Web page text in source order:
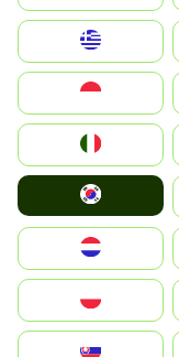
Magyarország
South Korea